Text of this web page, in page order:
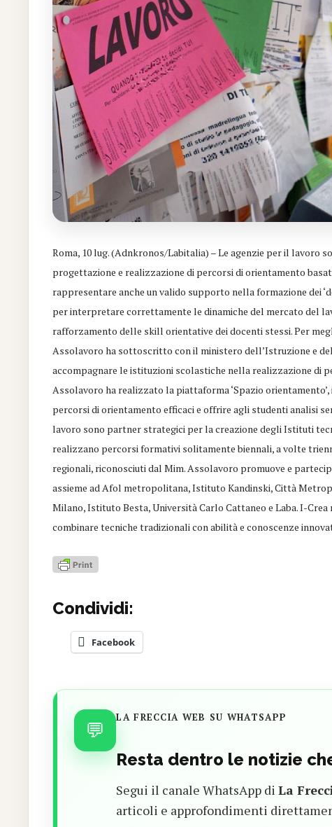
Roma, 10 lug. (Adnkronos/Labitalia) – Le agenzie per il
progettazione e realizzazione di percorsi di orientamento
rappresentare anche un valido supporto nella formazione dei
per interpretare correttamente le dinamiche del mercato del
rafforzamento delle skill orientative dei docenti stessi. Per
Assolavoro ha sottoscritto con il ministero dell’Istruzione e
accompagnare le istituzioni scolastiche nella realizzazione di
Assolavoro ha realizzato la piattaforma ‘Spazio
percorsi di orientamento efficaci e offrire agli studenti analisi
lavoro sono partner strategici per la creazione degli Istituti
realizzano percorsi formativi solitamente biennali, a volte
regionali, riconosciuti dal Mim. Assolavoro promuove e
assieme ad Afol metropolitana, Istituto Kandinski, Città
Milano, Istituto Besta, Università Carlo Cattaneo e Laba. I-
combinare tecniche tradizionali con abilità e conoscenze
Condividi:
Facebook
💬 LA FRECCIA WEB SU WHATSAPP
Resta dentro le notizie
Segui il canale WhatsApp diLa
articoli e approfondimenti